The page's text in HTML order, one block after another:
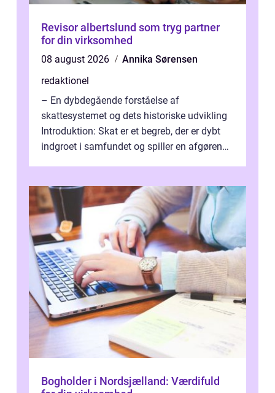
Revisor albertslund som tryg partner
for din virksomhed
08 august 2026
Annika Sørensen
redaktionel
– En dybdegående forståelse af
skattesystemet og dets historiske udvikling
Introduktion: Skat er et begreb, der er dybt
indgroet i samfundet og spiller en afgørende
Bogholder i Nordsjælland: Værdifuld